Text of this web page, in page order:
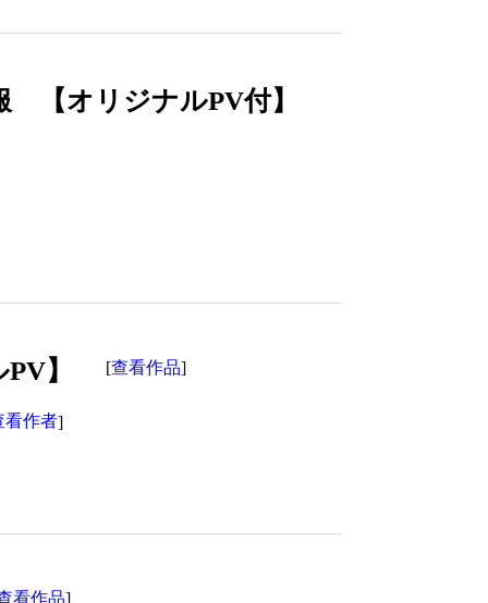
【オリジナルPV付】
】 [查看作品]
看作者]
看作品]